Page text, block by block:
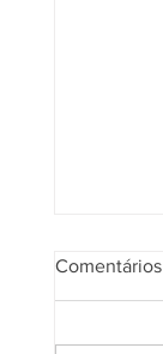
Comentários